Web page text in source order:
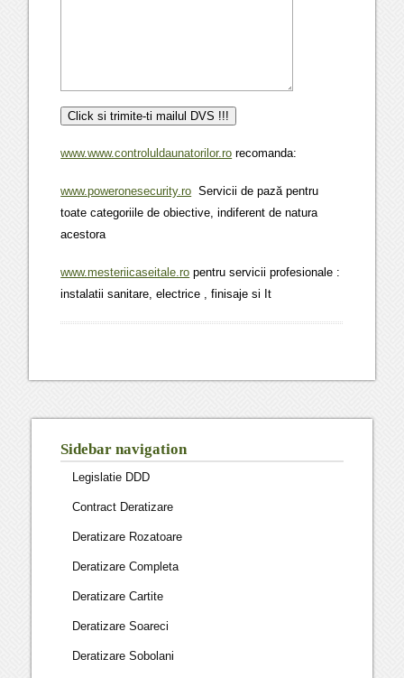
www.www.controluldaunatorilor.ro recomanda:
www.poweronesecurity.ro Servicii de pază pentru
toate categoriile de obiective, indiferent de natura
acestora
www.mesteriicaseitale.ro pentru servicii profesionale :
instalatii sanitare, electrice , finisaje si It
Sidebar navigation
Legislatie DDD
Contract Deratizare
Deratizare Rozatoare
Deratizare Completa
Deratizare Cartite
Deratizare Soareci
Deratizare Sobolani